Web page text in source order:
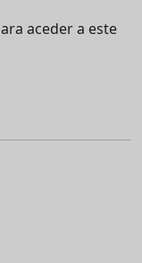
aceder a este